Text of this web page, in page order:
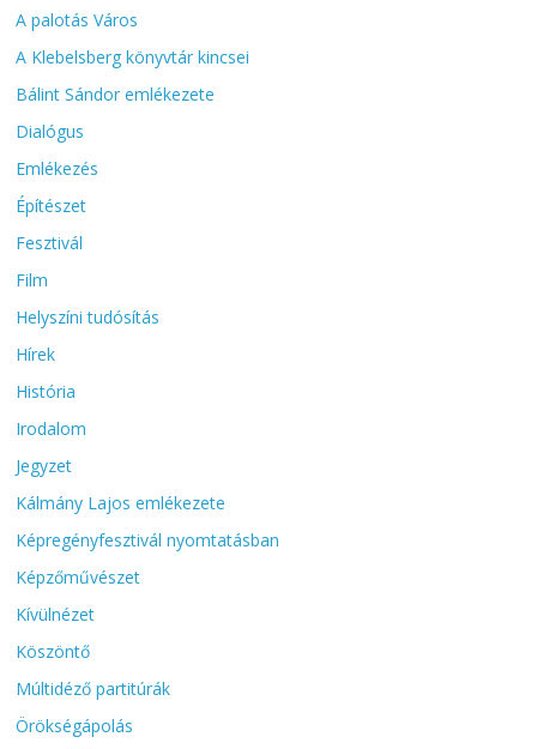
A palotás Város
A Klebelsberg könyvtár kincsei
Bálint Sándor emlékezete
Dialógus
Emlékezés
Építészet
Fesztivál
Film
Helyszíni tudósítás
Hírek
História
Irodalom
Jegyzet
Kálmány Lajos emlékezete
Képregényfesztivál nyomtatásban
Képzőművészet
Kívülnézet
Köszöntő
Múltidéző partitúrák
Örökségápolás